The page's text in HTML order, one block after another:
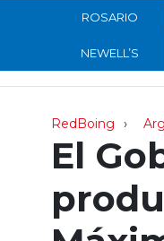
ROSARIO
NEWELL’S
RedBoing
El